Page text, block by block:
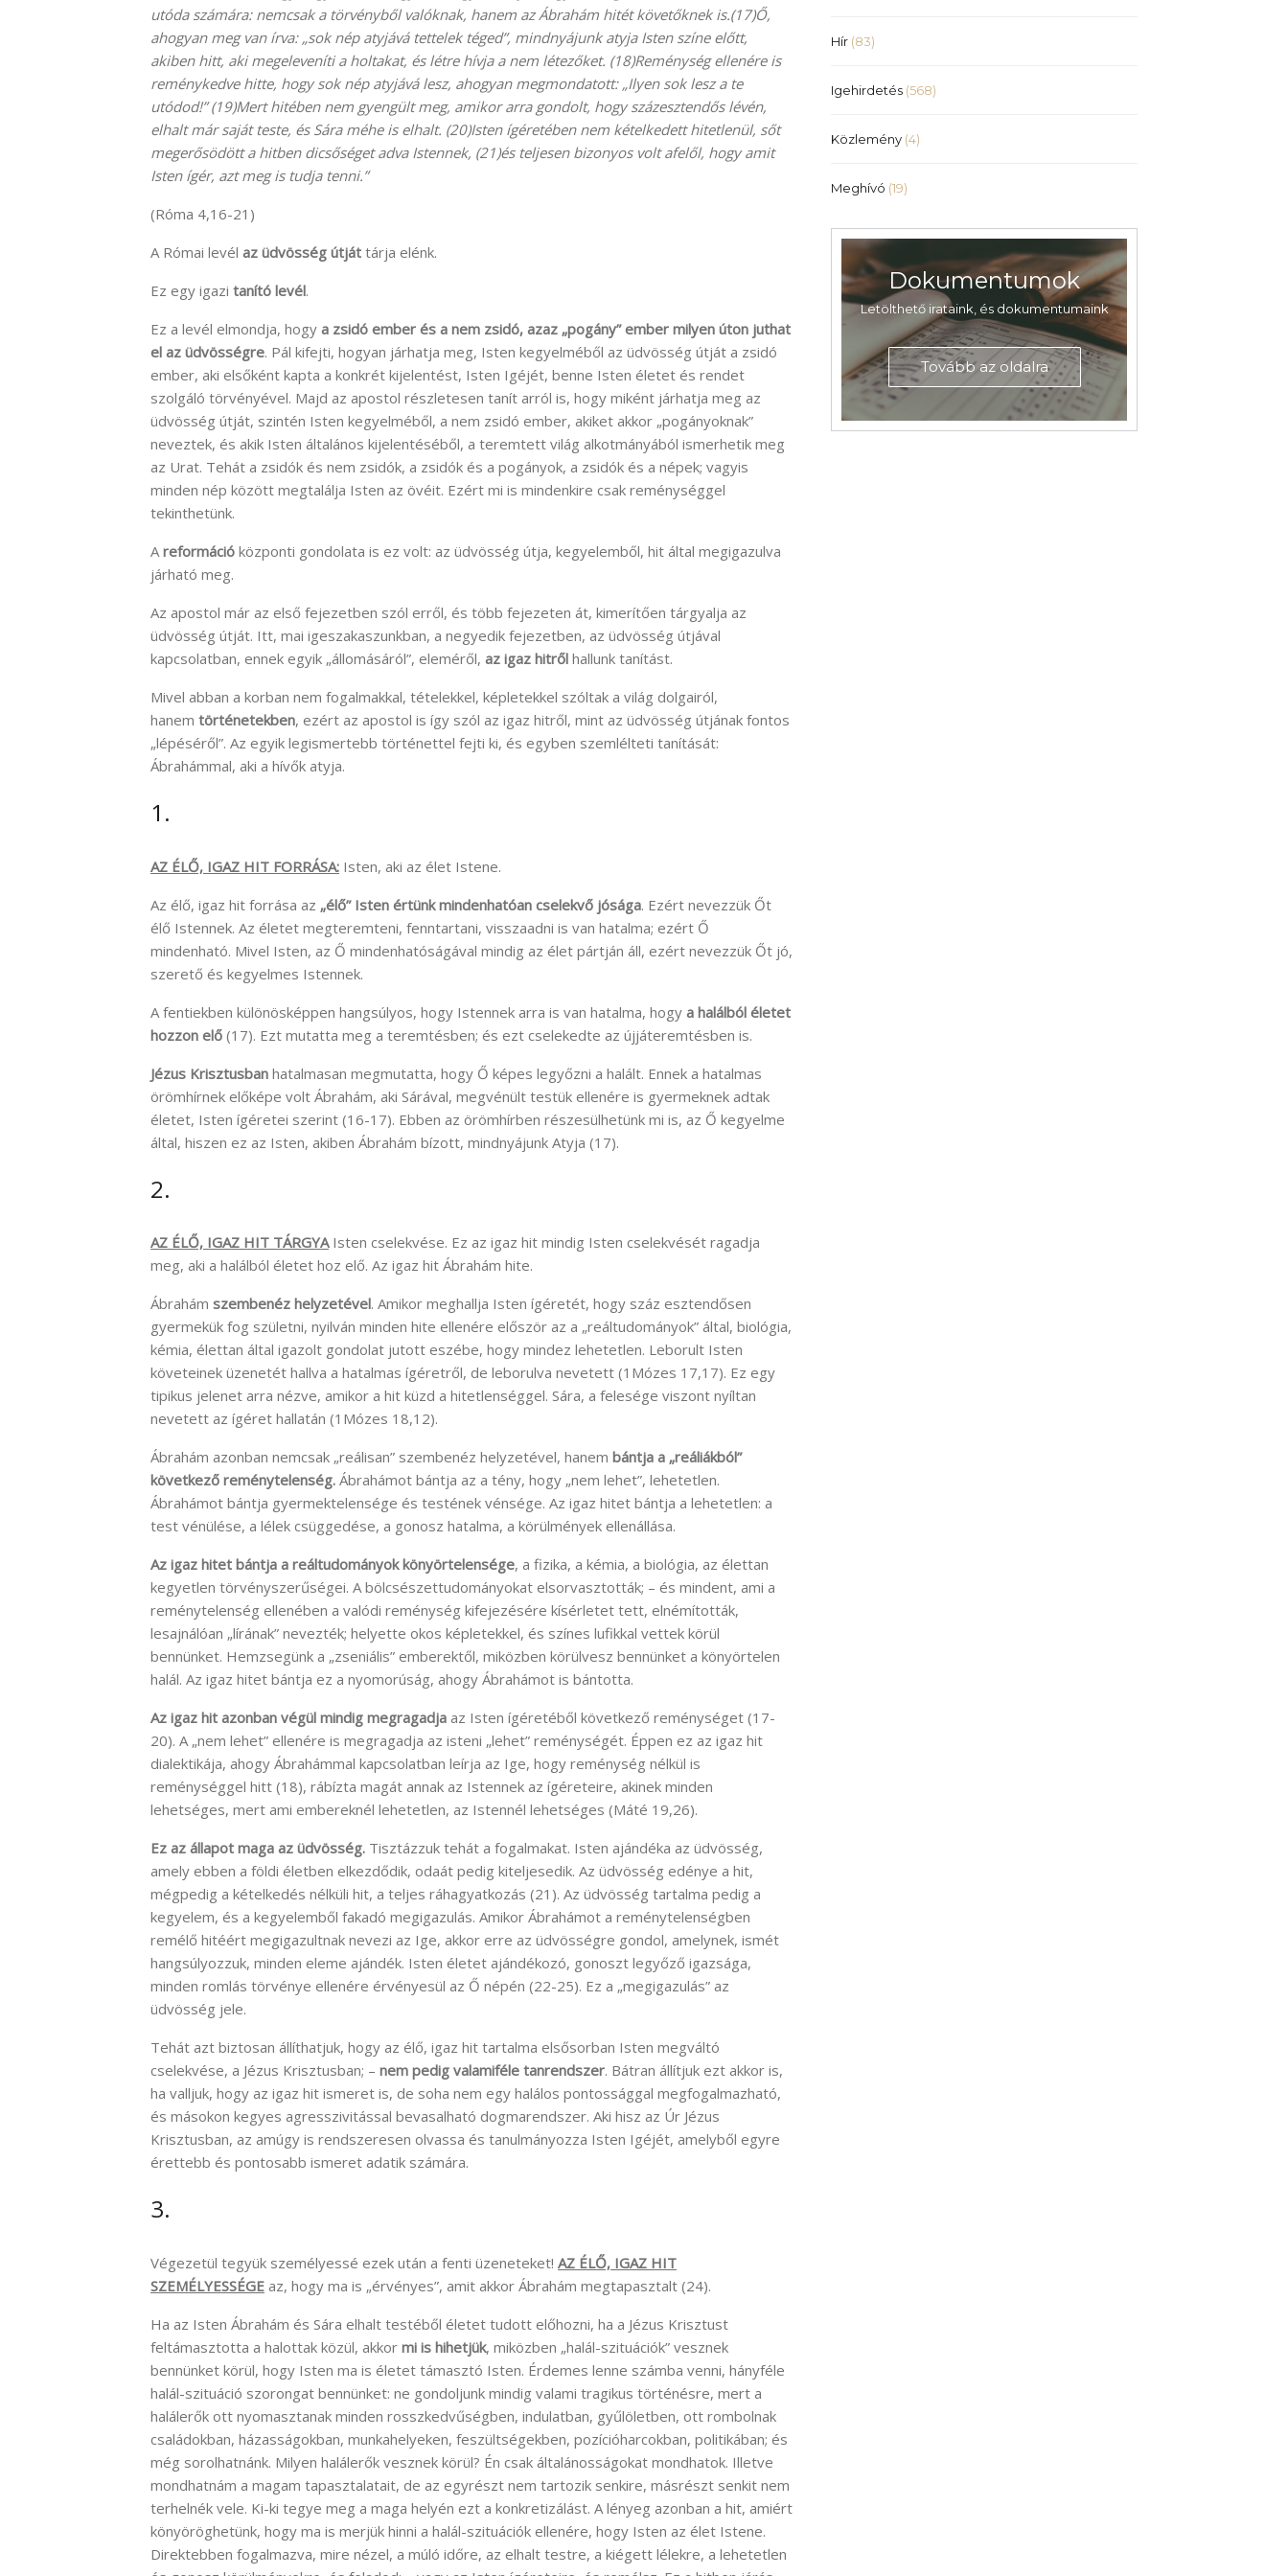
illetőleg
csökkentéséhez
a
billentyűket
kell
használni.
utóda számára: nemcsak a törvényből valóknak, hanem az Ábrahám hitét követőknek is.(17)Ő,
ahogyan meg van írva: „sok nép atyjává tettelek téged”, mindnyájunk atyja Isten színe előtt,
akiben hitt, aki megeleveníti a holtakat, és létre hívja a nem létezőket. (18)Reménység ellenére is
reménykedve hitte, hogy sok nép atyjává lesz, ahogyan megmondatott: „Ilyen sok lesz a te
utódod!” (19)Mert hitében nem gyengült meg, amikor arra gondolt, hogy százesztendős lévén,
elhalt már saját teste, és Sára méhe is elhalt. (20)Isten ígéretében nem kételkedett hitetlenül, sőt
megerősödött a hitben dicsőséget adva Istennek, (21)és teljesen bizonyos volt afelől, hogy amit
Isten ígér, azt meg is tudja tenni.”
(Róma 4,16-21)
A Római levél az üdvösség útját tárja elénk.
Ez egy igazi tanító levél.
Ez a levél elmondja, hogy a zsidó ember és a nem zsidó, azaz „pogány” ember milyen úton juthat
el az üdvösségre. Pál kifejti, hogyan járhatja meg, Isten kegyelméből az üdvösség útját a zsidó
ember, aki elsőként kapta a konkrét kijelentést, Isten Igéjét, benne Isten életet és rendet
szolgáló törvényével. Majd az apostol részletesen tanít arról is, hogy miként járhatja meg az
üdvösség útját, szintén Isten kegyelméből, a nem zsidó ember, akiket akkor „pogányoknak”
neveztek, és akik Isten általános kijelentéséből, a teremtett világ alkotmányából ismerhetik meg
az Urat. Tehát a zsidók és nem zsidók, a zsidók és a pogányok, a zsidók és a népek; vagyis
minden nép között megtalálja Isten az övéit. Ezért mi is mindenkire csak reménységgel
tekinthetünk.
Areformáció központi gondolata is ez volt: az üdvösség útja, kegyelemből, hit által megigazulva
járható meg.
Az apostol már az első fejezetben szól erről, és több fejezeten át, kimerítően tárgyalja az
üdvösség útját. Itt, mai igeszakaszunkban, a negyedik fejezetben, az üdvösség útjával
kapcsolatban, ennek egyik „állomásáról”, eleméről, az igaz hitről hallunk tanítást.
Mivel abban a korban nem fogalmakkal, tételekkel, képletekkel szóltak a világ dolgairól,
hanem történetekben, ezért az apostol is így szól az igaz hitről, mint az üdvösség útjának fontos
„lépéséről”. Az egyik legismertebb történettel fejti ki, és egyben szemlélteti tanítását:
Ábrahámmal, aki a hívők atyja.
1.
AZ ÉLŐ, IGAZ HIT FORRÁSA: Isten, aki az élet Istene.
Az élő, igaz hit forrása az „élő” Isten értünk mindenhatóan cselekvő jósága. Ezért nevezzük Őt
élő Istennek. Az életet megteremteni, fenntartani, visszaadni is van hatalma; ezért Ő
mindenható. Mivel Isten, az Ő mindenhatóságával mindig az élet pártján áll, ezért nevezzük Őt jó,
szerető és kegyelmes Istennek.
A fentiekben különösképpen hangsúlyos, hogy Istennek arra is van hatalma, hogy a halálból életet
hozzon elő (17). Ezt mutatta meg a teremtésben; és ezt cselekedte az újjáteremtésben is.
Jézus Krisztusban hatalmasan megmutatta, hogy Ő képes legyőzni a halált. Ennek a hatalmas
örömhírnek előképe volt Ábrahám, aki Sárával, megvénült testük ellenére is gyermeknek adtak
életet, Isten ígéretei szerint (16-17). Ebben az örömhírben részesülhetünk mi is, az Ő kegyelme
által, hiszen ez az Isten, akiben Ábrahám bízott, mindnyájunk Atyja (17).
2.
AZ ÉLŐ, IGAZ HIT TÁRGYA Isten cselekvése. Ez az igaz hit mindig Isten cselekvését ragadja
meg, aki a halálból életet hoz elő. Az igaz hit Ábrahám hite.
Ábrahám szembenéz helyzetével. Amikor meghallja Isten ígéretét, hogy száz esztendősen
gyermekük fog születni, nyilván minden hite ellenére először az a „reáltudományok” által, biológia,
kémia, élettan által igazolt gondolat jutott eszébe, hogy mindez lehetetlen. Leborult Isten
követeinek üzenetét hallva a hatalmas ígéretről, de leborulva nevetett (1Mózes 17,17). Ez egy
tipikus jelenet arra nézve, amikor a hit küzd a hitetlenséggel. Sára, a felesége viszont nyíltan
nevetett az ígéret hallatán (1Mózes 18,12).
Ábrahám azonban nemcsak „reálisan” szembenéz helyzetével, hanem bántja a „reáliákból”
következő reménytelenség. Ábrahámot bántja az a tény, hogy „nem lehet”, lehetetlen.
Ábrahámot bántja gyermektelensége és testének vénsége. Az igaz hitet bántja a lehetetlen: a
test vénülése, a lélek csüggedése, a gonosz hatalma, a körülmények ellenállása.
Az igaz hitet bántja a reáltudományok könyörtelensége, a fizika, a kémia, a biológia, az élettan
kegyetlen törvényszerűségei. A bölcsészettudományokat elsorvasztották; – és mindent, ami a
reménytelenség ellenében a valódi reménység kifejezésére kísérletet tett, elnémították,
lesajnálóan „lírának” nevezték; helyette okos képletekkel, és színes lufikkal vettek körül
bennünket. Hemzsegünk a „zseniális” emberektől, miközben körülvesz bennünket a könyörtelen
halál. Az igaz hitet bántja ez a nyomorúság, ahogy Ábrahámot is bántotta.
Az igaz hit azonban végül mindig megragadja az Isten ígéretéből következő reménységet (17-
20). A „nem lehet” ellenére is megragadja az isteni „lehet” reménységét. Éppen ez az igaz hit
dialektikája, ahogy Ábrahámmal kapcsolatban leírja az Ige, hogy reménység nélkül is
reménységgel hitt (18), rábízta magát annak az Istennek az ígéreteire, akinek minden
lehetséges, mert ami embereknél lehetetlen, az Istennél lehetséges (Máté 19,26).
Ez az állapot maga az üdvösség. Tisztázzuk tehát a fogalmakat. Isten ajándéka az üdvösség,
amely ebben a földi életben elkezdődik, odaát pedig kiteljesedik. Az üdvösség edénye a hit,
mégpedig a kételkedés nélküli hit, a teljes ráhagyatkozás (21). Az üdvösség tartalma pedig a
kegyelem, és a kegyelemből fakadó megigazulás. Amikor Ábrahámot a reménytelenségben
remélő hitéért megigazultnak nevezi az Ige, akkor erre az üdvösségre gondol, amelynek, ismét
hangsúlyozzuk, minden eleme ajándék. Isten életet ajándékozó, gonoszt legyőző igazsága,
minden romlás törvénye ellenére érvényesül az Ő népén (22-25). Ez a „megigazulás” az
üdvösség jele.
Tehát azt biztosan állíthatjuk, hogy az élő, igaz hit tartalma elsősorban Isten megváltó
cselekvése, a Jézus Krisztusban; – nem pedig valamiféle tanrendszer. Bátran állítjuk ezt akkor is,
ha valljuk, hogy az igaz hit ismeret is, de soha nem egy halálos pontossággal megfogalmazható,
és másokon kegyes agresszivitással bevasalható dogmarendszer. Aki hisz az Úr Jézus
Krisztusban, az amúgy is rendszeresen olvassa és tanulmányozza Isten Igéjét, amelyből egyre
érettebb és pontosabb ismeret adatik számára.
3.
Végezetül tegyük személyessé ezek után a fenti üzeneteket! AZ ÉLŐ, IGAZ HIT
SZEMÉLYESSÉGE az, hogy ma is „érvényes”, amit akkor Ábrahám megtapasztalt (24).
Ha az Isten Ábrahám és Sára elhalt testéből életet tudott előhozni, ha a Jézus Krisztust
feltámasztotta a halottak közül, akkor mi is hihetjük, miközben „halál-szituációk” vesznek
bennünket körül, hogy Isten ma is életet támasztó Isten. Érdemes lenne számba venni, hányféle
halál-szituáció szorongat bennünket: ne gondoljunk mindig valami tragikus történésre, mert a
halálerők ott nyomasztanak minden rosszkedvűségben, indulatban, gyűlöletben, ott rombolnak
családokban, házasságokban, munkahelyeken, feszültségekben, pozícióharcokban, politikában; és
még sorolhatnánk. Milyen halálerők vesznek körül? Én csak általánosságokat mondhatok. Illetve
mondhatnám a magam tapasztalatait, de az egyrészt nem tartozik senkire, másrészt senkit nem
terhelnék vele. Ki-ki tegye meg a maga helyén ezt a konkretizálást. A lényeg azonban a hit, amiért
könyöröghetünk, hogy ma is merjük hinni a halál-szituációk ellenére, hogy Isten az élet Istene.
Direktebben fogalmazva, mire nézel, a múló időre, az elhalt testre, a kiégett lélekre, a lehetetlen
Hír (83)
Igehirdetés (568)
Közlemény (4)
Meghívó (19)
Dokumentumok
Letölthető irataink, és dokumentumaink
Tovább az oldalra